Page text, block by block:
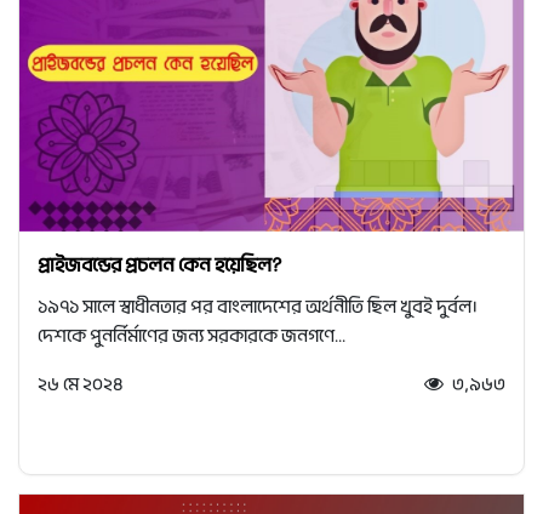
প্রাইজবন্ডের প্রচলন কেন হয়েছিল?
১৯৭১ সালে স্বাধীনতার পর বাংলাদেশের অর্থনীতি ছিল খুবই দুর্বল।
দেশকে পুনর্নির্মাণের জন্য সরকারকে জনগণে...
২৬ মে ২০২৪
৩,৯৬৩